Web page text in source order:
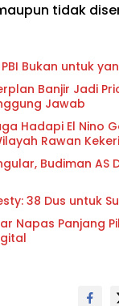
tidak
PBI Bukan untuk
Banjir Jadi
Jawab
Hadapi El Nino
Rawan
Budiman AS
38 Dus untuk
Napas Panjang